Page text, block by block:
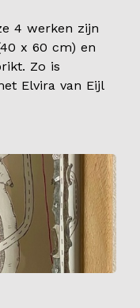
4 werken zijn
x 60 cm) en
Zo is
Elvira van Eijl